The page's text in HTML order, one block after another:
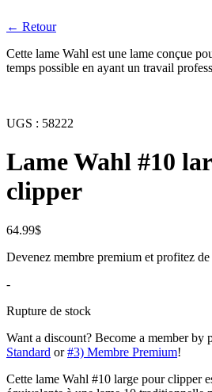
← Retour
Cette lame Wahl est une lame conçue
temps possible en ayant un travail
UGS : 58222
Lame Wahl #10
clipper
64.99$
Devenez membre premium et profitez
-
Rupture de stock
Want a discount? Become a member by
Standard or#3) Membre Premium!
Cette lame Wahl #10 large pour clipper